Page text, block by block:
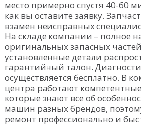
место примерно спустя 40-60
как вы оставите заявку.
взамен неисправных
На складе компании – полное
оригинальных запасных
установленные детали
гарантийный талон.
осуществляется бесплатно. В
центра работают
которые знают все об
машин разных брендов,
ремонт профессионально и